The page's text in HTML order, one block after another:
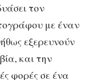
τον
με έναν
εξερευνούν
και την
φορές σε ένα